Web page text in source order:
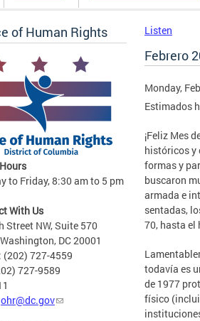
of Human Rights
to Friday, 8:30 am to 5 pm
With Us
Street NW, Suite 570
DC 20001
(202) 727-4559
727-9589
ohr@dc.gov
Listen
Febrero
Monday,
Estimados
¡Feliz Mes
históricos y
formas y
buscaron
armada e
sentadas,
70, hasta el
todavía es
de 1977
físico